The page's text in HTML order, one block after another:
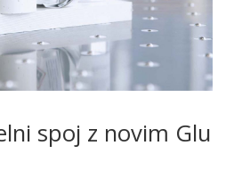
spoj z novim Glu